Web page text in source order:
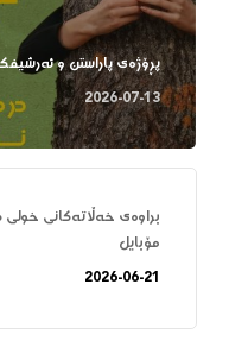
پڕۆژەی پاراستن و
2026-07-13
براوەی خەڵاتەکانی
مۆبایل
2026-06-21